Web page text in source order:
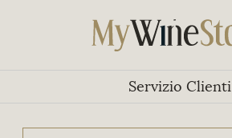
Servizio Clienti